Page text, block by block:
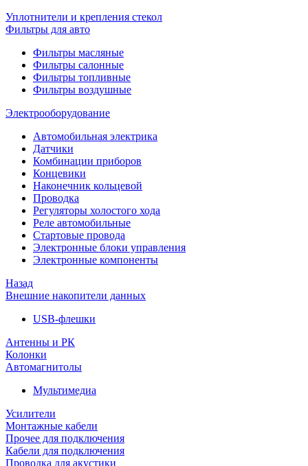
Уплотнители и крепления стекол
Фильтры для авто
Фильтры масляные
Фильтры салонные
Фильтры топливные
Фильтры воздушные
Электрооборудование
Автомобильная электрика
Датчики
Комбинации приборов
Концевики
Наконечник кольцевой
Проводка
Регуляторы холостого хода
Реле автомобильные
Стартовые провода
Электронные блоки управления
Электронные компоненты
Назад
Внешние накопители данных
USB-флешки
Антенны и РК
Колонки
Автомагнитолы
Мультимедиа
Усилители
Монтажные кабели
Прочее для подключения
Кабели для подключения
Проводка для акустики